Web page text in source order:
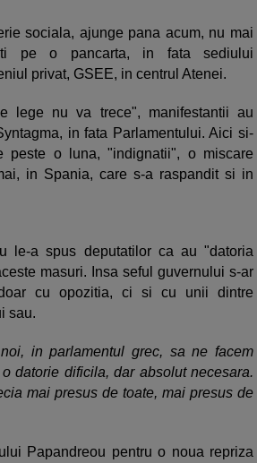
sociala, ajunge pana acum, nu mai
pe o pancarta, in fata sediului
privat, GSEE, in centrul Atenei.
lege nu va trece", manifestantii au
in fata Parlamentului. Aici si-
peste o luna, "indignatii", o miscare
in Spania, care s-a raspandit si in
le-a spus deputatilor ca au "datoria
masuri. Insa seful guvernului s-ar
cu opozitia, ci si cu unii dintre
sau.
in parlamentul grec, sa ne facem
datorie dificila, dar absolut necesara.
mai presus de toate, mai presus de
Papandreou pentru o noua repriza